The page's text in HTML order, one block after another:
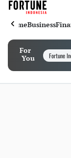
HomeBusiness
For
You
Fortune